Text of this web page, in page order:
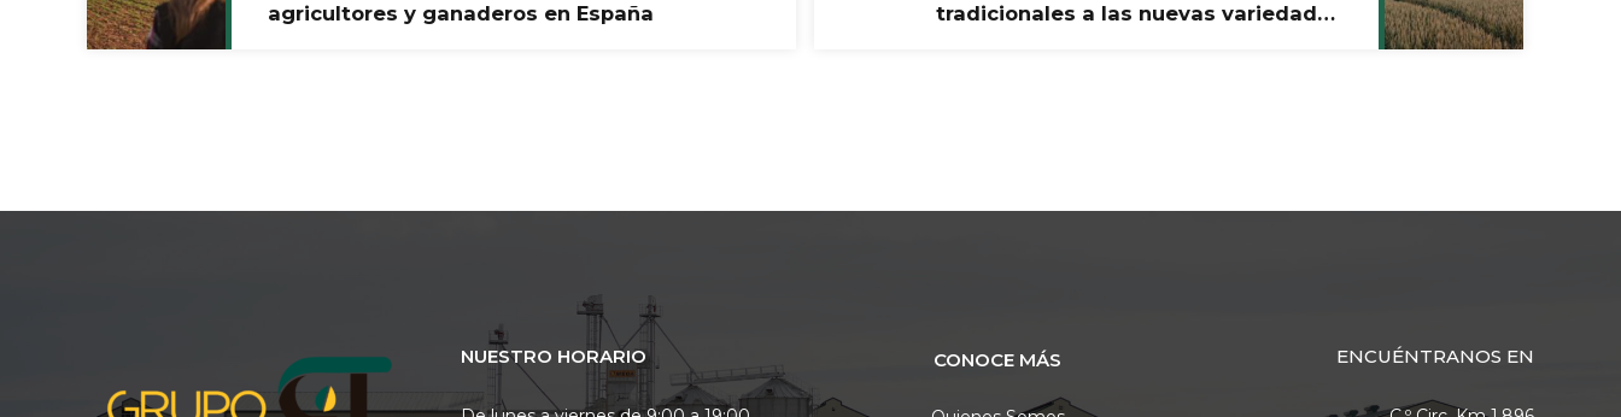
agricultores y ganaderos en España
tradicionales a las nuevas variedades
NUESTRO HORARIO CONOCE MÁS ENCUÉNTRANOS EN